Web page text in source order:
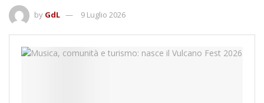
by GdL 9 Luglio 2026